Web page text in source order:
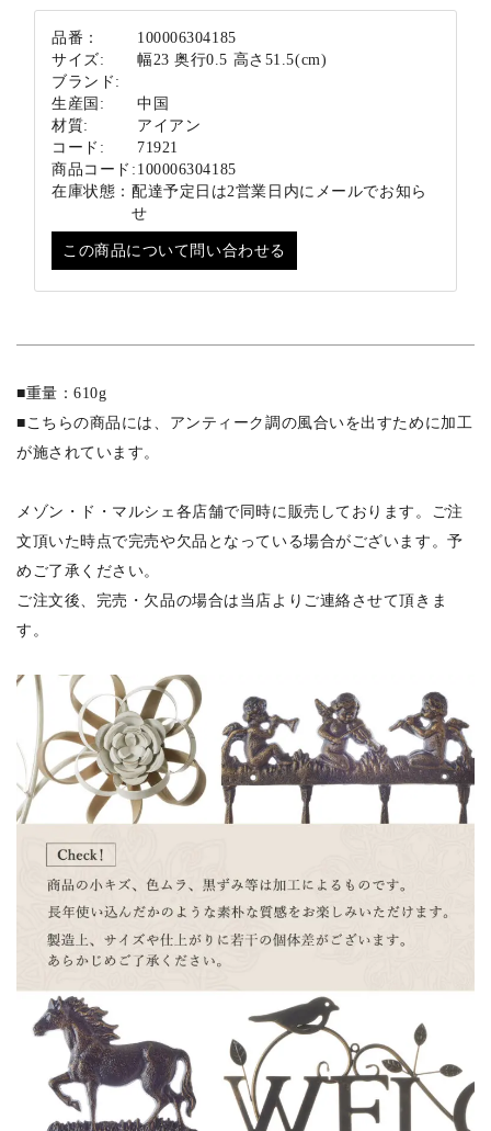
品番：
100006304185
サイズ:
幅23 奥行0.5 高さ51.5(cm)
ブランド:
生産国:
中国
材質:
アイアン
コード:
71921
商品コード: 100006304185
在庫状態： 配達予定日は2営業日内にメールでお知ら
せ
この商品について問い合わせる
■重量：610g
■こちらの商品には、アンティーク調の風合いを出すために加工
が施されています。
メゾン・ド・マルシェ各店舗で同時に販売しております。ご注
文頂いた時点で完売や欠品となっている場合がございます。予
めご了承ください。
ご注文後、完売・欠品の場合は当店よりご連絡させて頂きま
す。